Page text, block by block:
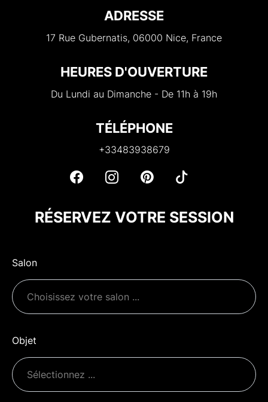
ADRESSE
17 Rue Gubernatis, 06000 Nice, France
HEURES D'OUVERTURE
Du Lundi au Dimanche - De 11h à 19h
TÉLÉPHONE
+33483938679
RÉSERVEZ VOTRE SESSION
Salon
Objet